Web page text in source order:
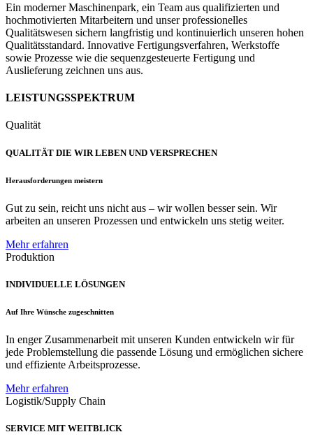
Ein moderner Maschinenpark, ein Team aus qualifizierten und
hochmotivierten Mitarbeitern und unser professionelles
Qualitätswesen sichern langfristig und kontinuierlich unseren hohen
Qualitätsstandard. Innovative Fertigungsverfahren, Werkstoffe
sowie Prozesse wie die sequenzgesteuerte Fertigung und
Auslieferung zeichnen uns aus.
LEISTUNGSSPEKTRUM
Qualität
QUALITÄT DIE WIR LEBEN UND VERSPRECHEN
Herausforderungen meistern
Gut zu sein, reicht uns nicht aus – wir wollen besser sein. Wir
arbeiten an unseren Prozessen und entwickeln uns stetig weiter.
Mehr erfahren
Produktion
INDIVIDUELLE LÖSUNGEN
Auf Ihre Wünsche zugeschnitten
In enger Zusammenarbeit mit unseren Kunden entwickeln wir für
jede Problemstellung die passende Lösung und ermöglichen sichere
und effiziente Arbeitsprozesse.
Mehr erfahren
Logistik/Supply Chain
SERVICE MIT WEITBLICK